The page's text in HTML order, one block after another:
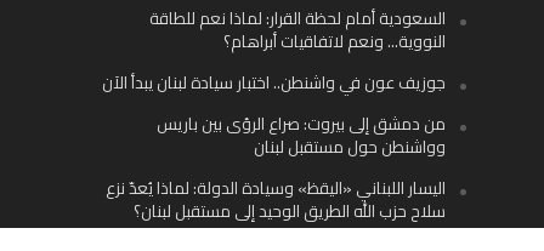
السعودية أمام لحظة القرار: لماذا نعم للطاقة
النووية… ونعم لاتفاقيات أبراهام؟
جوزيف عون في واشنطن.. اختبار سيادة لبنان يبدأ الآن
من دمشق إلى بيروت: صراع الرؤى بين باريس
وواشنطن حول مستقبل لبنان
اليسار اللبناني «اليقظ» وسيادة الدولة: لماذا يُعدّ نزع
سلاح حزب الله الطريق الوحيد إلى مستقبل لبنان؟